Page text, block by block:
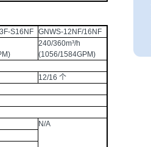
S16NF
GNWS-12NF/16NF
240/360m³/h
(1056/1584GPM)
12/16 个
N/A